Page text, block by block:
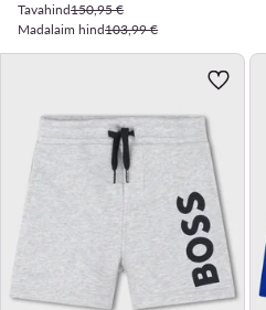
Tavahind150,95 €
Madalaim hind103,99 €